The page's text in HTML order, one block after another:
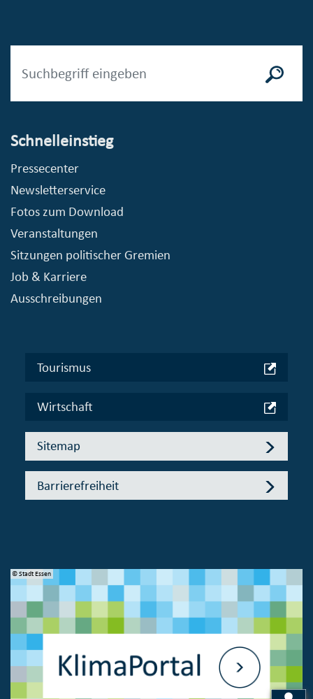
Schnelleinstieg
Pressecenter
Newsletterservice
Fotos zum Download
Veranstaltungen
Sitzungen politischer Gremien
Job & Karriere
Ausschreibungen
Tourismus
Wirtschaft
Sitemap
Barrierefreiheit
© Stadt Essen